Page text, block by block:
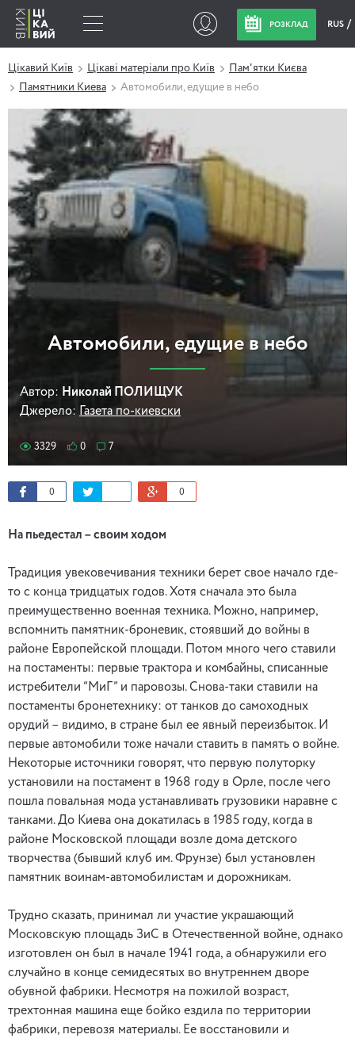
РОЗКЛАД RUS
Цікавий Київ Цікаві матеріали про Київ
Пам'ятки Києва
Памятники Киева
Автомобили, едущие в небо
Автомобили, едущие в небо
Автор: Николай ПОЛИЩУК
Джерело: Газета по-киевски
3329 0 7
0 0
На пьедестал – своим ходом
Традиция увековечивания техники берет свое начало где-
то с конца тридцатых годов. Хотя сначала это была
преимущественно военная техника. Можно, например,
вспомнить памятник-броневик, стоявший до войны в
районе Европейской площади. Потом много чего ставили
на постаменты: первые трактора и комбайны, списанные
истребители “МиГ” и паровозы. Снова-таки ставили на
постаменты бронетехнику: от танков до самоходных
орудий – видимо, в стране был ее явный переизбыток. И
первые автомобили тоже начали ставить в память о войне.
Некоторые источники говорят, что первую полуторку
установили на постамент в 1968 году в Орле, после чего
пошла повальная мода устанавливать грузовики наравне с
танками. До Киева она докатилась в 1985 году, когда в
районе Московской площади возле дома детского
творчества (бывший клуб им. Фрунзе) был установлен
памятник воинам-автомобилистам и дорожникам.
Трудно сказать, принимал ли участие украшающий
Московскую площадь ЗиС в Отечественной войне, однако
изготовлен он был в начале 1941 года, а обнаружили его
случайно в конце семидесятых во внутреннем дворе
обувной фабрики. Несмотря на пожилой возраст,
трехтонная машина еще бойко ездила по территории
фабрики, перевозя материалы. Ее восстановили и